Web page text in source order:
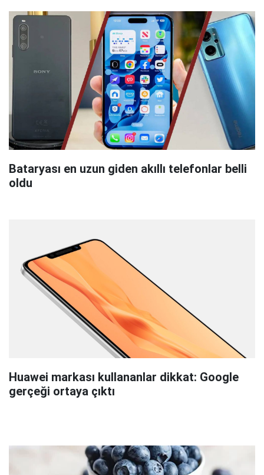
Bataryası en uzun giden akıllı telefonlar belli
oldu
Huawei markası kullananlar dikkat: Google
gerçeği ortaya çıktı